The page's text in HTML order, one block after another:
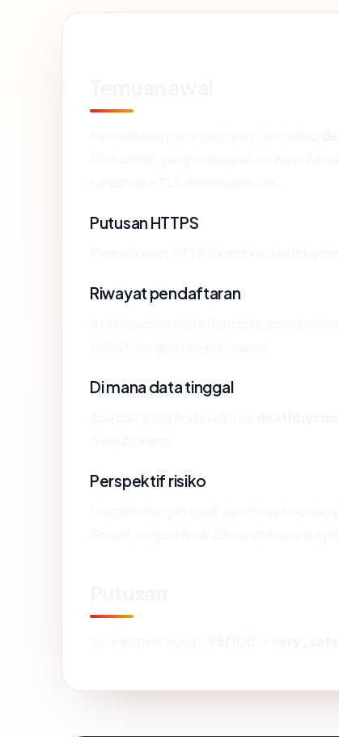
Putusan HTTPS
Riwayat pendaftaran
Di mana data tinggal
Perspektif risiko